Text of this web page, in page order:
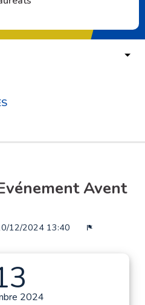
Avent
12/2024 13:40
2024